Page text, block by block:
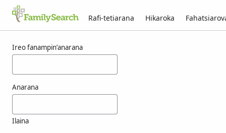
Rafi-tetiarana Hikaroka
Ireo fanampin’anarana
Anarana
Ilaina